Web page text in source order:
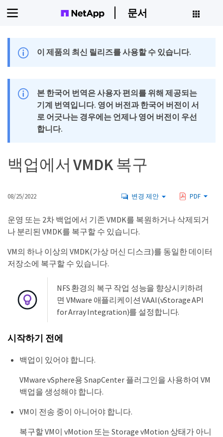
문서
이 제품의 최신 릴리즈를 사용할 수 있습니다.
본 한국어 번역은 사용자 편의를 위해 제공되는
기계 번역입니다. 영어 버전과 한국어 버전이 서
로 어긋나는 경우에는 언제나 영어 버전이 우선
합니다.
백업에서 VMDK 복구
08/25/2022 변경 제안 PDF
운영 또는 2차 백업에서 기존 VMDK를 복원하거나 삭제되거
나 분리된 VMDK를 복구할 수 있습니다.
VM의 하나 이상의 VMDK(가상 머신 디스크)를 동일한 데이터
저장소에 복구할 수 있습니다.
NFS 환경의 복구 작업 성능을 향상시키하려
면 VMware 애플리케이션 VAAI(vStorage API
for Array Integration)를 설정합니다.
시작하기 전에
백업이 있어야 합니다.
VMware vSphere용 SnapCenter 플러그인을 사용하여 VM
백업을 생성해야 합니다.
VM이 전송 중이 아니어야 합니다.
복구할 VM이 vMotion 또는 Storage vMotion 상태가 아니